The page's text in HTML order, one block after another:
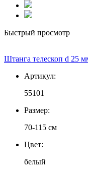
Быстрый просмотр
Штанга телескоп d 25
Артикул:
55101
Размер:
70-115 см
Цвет:
белый